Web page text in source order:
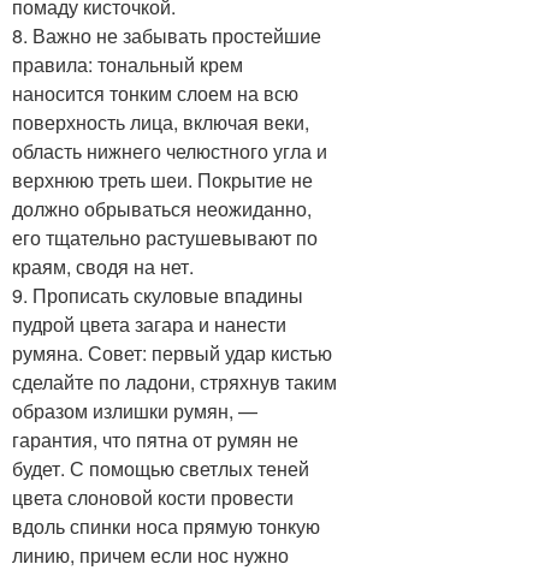
помаду кисточкой.
8. Важно не забывать простейшие
правила: тональный крем
наносится тонким слоем на всю
поверхность лица, включая веки,
область нижнего челюстного угла и
верхнюю треть шеи. Покрытие не
должно обрываться неожиданно,
его тщательно растушевывают по
краям, сводя на нет.
9. Прописать скуловые впадины
пудрой цвета загара и нанести
румяна. Совет: первый удар кистью
сделайте по ладони, стряхнув таким
образом излишки румян, —
гарантия, что пятна от румян не
будет. С помощью светлых теней
цвета слоновой кости провести
вдоль спинки носа прямую тонкую
линию, причем если нос нужно